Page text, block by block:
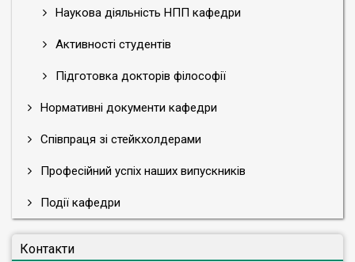
Наукова діяльність НПП кафедри
Активності студентів
Підготовка докторів філософії
Нормативні документи кафедри
Співпраця зі стейкхолдерами
Професійний успіх наших випускників
Події кафедри
Контакти